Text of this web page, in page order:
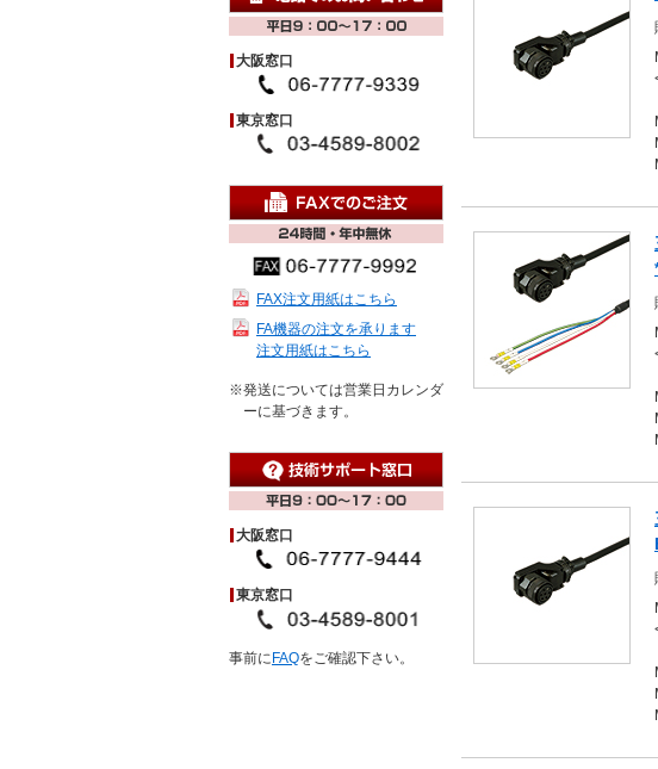
大阪窓口
東京窓口
FAX注文用紙はこちら
FA機器の注文を承ります
注文用紙はこちら
※発送については営業日カレンダ
ーに基づきます。
大阪窓口
東京窓口
事前に FAQをご確認下さい。